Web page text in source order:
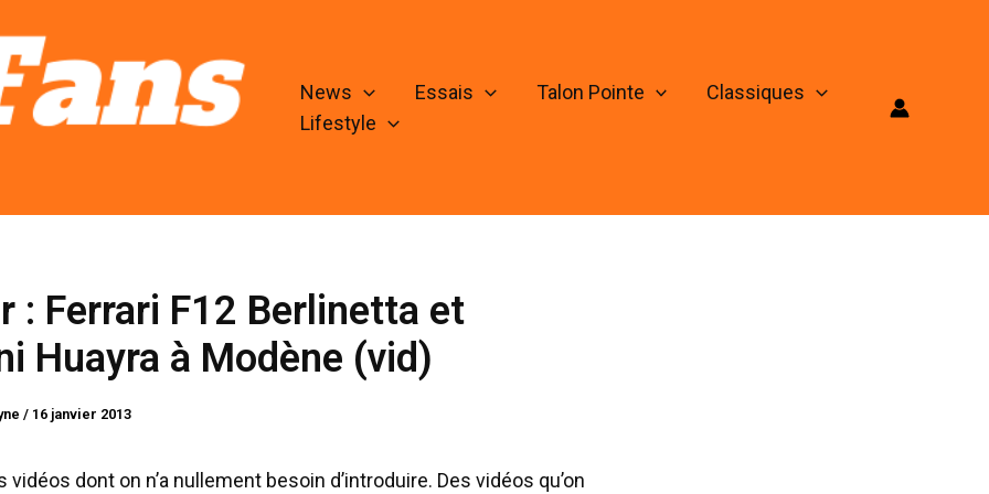
News Essais Talon Pointe
Classiques
Lifestyle
: Ferrari F12 Berlinetta et
Huayra à Modène (vid)
/ 16 janvier 2013
vidéos dont on n’a nullement besoin d’introduire. Des vidéos qu’on